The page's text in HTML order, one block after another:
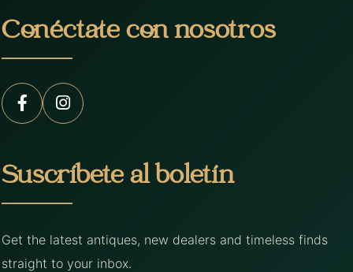
Conéctate con nosotros
Suscríbete al boletín
Get the latest antiques, new dealers and timeless finds
straight to your inbox.